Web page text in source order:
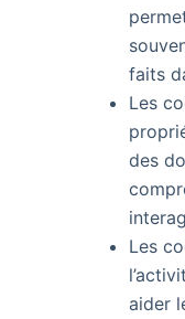
faits
Les
des
Les
aider